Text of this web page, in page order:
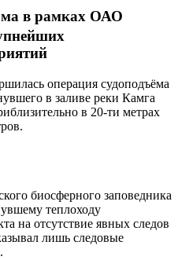
в рамках ОАО
операция судоподъёма
в заливе реки Камга
в 20-ти метрах
биосферного заповедника
теплоходу
на отсутствие явных следов
лишь следовые